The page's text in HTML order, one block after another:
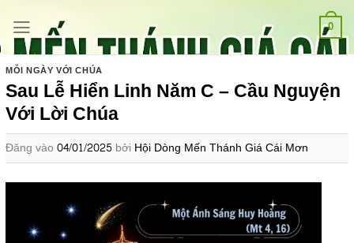
qua
nội
dung
0
MỖI NGÀY VỚI CHÚA
Sau Lễ Hiển Linh Năm C – Cầu Nguyện
Với Lời Chúa
Đăng vào 04/01/2025 bởi Hội Dòng Mến Thánh Giá Cái Mơn